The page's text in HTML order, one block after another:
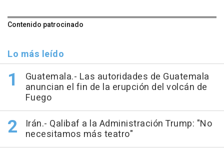
Contenido patrocinado
Lo más leído
Guatemala.- Las autoridades de Guatemala
anuncian el fin de la erupción del volcán de
Fuego
Irán.- Qalibaf a la Administración Trump: "No
necesitamos más teatro"